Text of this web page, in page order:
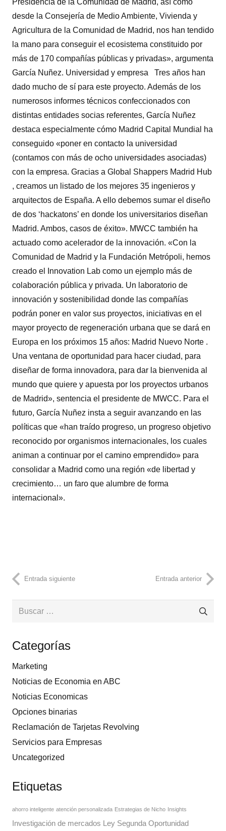
desde la Consejería de Medio Ambiente, Vivienda y
Agricultura de la Comunidad de Madrid, nos han tendido
la mano para conseguir el ecosistema constituido por
más de 170 compañías públicas y privadas», argumenta
García Nuñez. Universidad y empresa Tres años han
dado mucho de sí para este proyecto. Además de los
numerosos informes técnicos confeccionados con
distintas entidades socias referentes, García Nuñez
destaca especialmente cómo Madrid Capital Mundial ha
conseguido «poner en contacto la universidad
(contamos con más de ocho universidades asociadas)
con la empresa. Gracias a Global Shappers Madrid Hub
, creamos un listado de los mejores 35 ingenieros y
arquitectos de España. A ello debemos sumar el diseño
de dos ‘hackatons’ en donde los universitarios diseñan
Madrid. Ambos, casos de éxito». MWCC también ha
actuado como acelerador de la innovación. «Con la
Comunidad de Madrid y la Fundación Metrópoli, hemos
creado el Innovation Lab como un ejemplo más de
colaboración pública y privada. Un laboratorio de
innovación y sostenibilidad donde las compañías
podrán poner en valor sus proyectos, iniciativas en el
mayor proyecto de regeneración urbana que se dará en
Europa en los próximos 15 años: Madrid Nuevo Norte .
Una ventana de oportunidad para hacer ciudad, para
diseñar de forma innovadora, para dar la bienvenida al
mundo que quiere y apuesta por los proyectos urbanos
de Madrid», sentencia el presidente de MWCC. Para el
futuro, García Nuñez insta a seguir avanzando en las
políticas que «han traído progreso, un progreso objetivo
reconocido por organismos internacionales, los cuales
animan a continuar por el camino emprendido» para
consolidar a Madrid como una región «de libertad y
crecimiento… un faro que alumbre de forma
internacional».
Entrada siguiente Entrada anterior
Buscar:
Categorías
Marketing
Noticias de Economia en ABC
Noticias Economicas
Opciones binarias
Reclamación de Tarjetas Revolving
Servicios para Empresas
Uncategorized
Etiquetas
ahorro inteligente atención personalizada Estrategias de Nicho Insights
Investigación de mercados Ley Segunda Oportunidad